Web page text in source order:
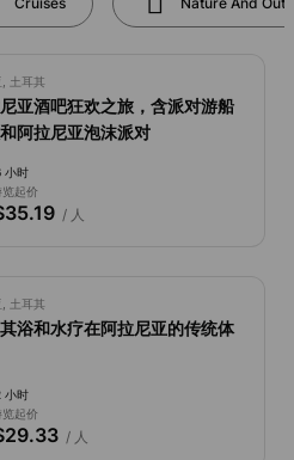
土耳其
亚酒吧狂欢之旅，含派对游船
阿拉尼亚泡沫派对
小时
起价
/ 人
土耳其
浴和水疗在阿拉尼亚的传统体
小时
起价
/ 人